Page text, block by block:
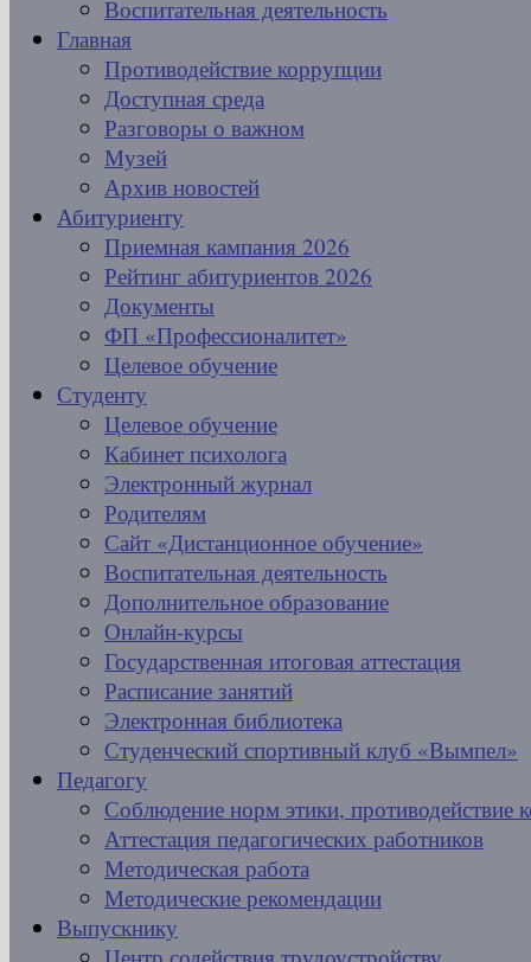
Воспитательная деятельность
Главная
Противодействие коррупции
Доступная среда
Разговоры о важном
Музей
Архив новостей
Абитуриенту
Приемная кампания 2026
Рейтинг абитуриентов 2026
Документы
ФП «Профессионалитет»
Целевое обучение
Студенту
Целевое обучение
Кабинет психолога
Электронный журнал
Родителям
Сайт «Дистанционное обучение»
Воспитательная деятельность
Дополнительное образование
Онлайн-курсы
Государственная итоговая аттестация
Расписание занятий
Электронная библиотека
Студенческий спортивный клуб «Вымпел»
Педагогу
Соблюдение норм этики, противодействие
Аттестация педагогических работников
Методическая работа
Методические рекомендации
Выпускнику